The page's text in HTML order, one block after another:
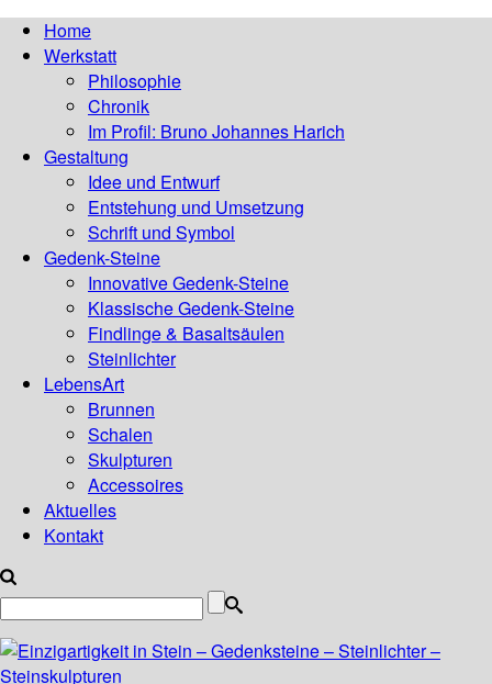
Home
Werkstatt
Philosophie
Chronik
Im Profil: Bruno Johannes Harich
Gestaltung
Idee und Entwurf
Entstehung und Umsetzung
Schrift und Symbol
Gedenk-Steine
Innovative Gedenk-Steine
Klassische Gedenk-Steine
Findlinge & Basaltsäulen
Steinlichter
LebensArt
Brunnen
Schalen
Skulpturen
Accessoires
Aktuelles
Kontakt